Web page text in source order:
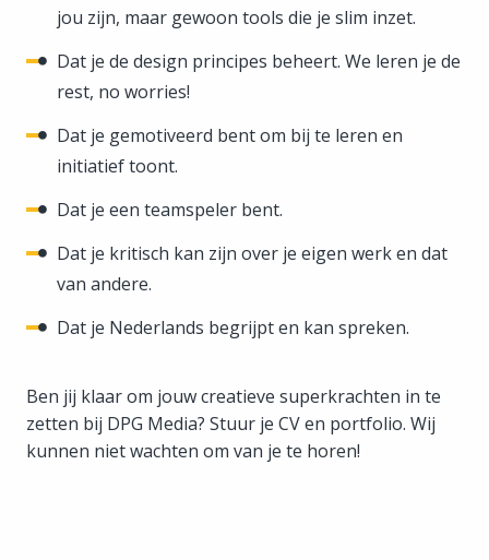
jou zijn, maar gewoon tools die je slim inzet.
Dat je de design principes beheert. We leren je de
rest, no worries!
Dat je gemotiveerd bent om bij te leren en
initiatief toont.
Dat je een teamspeler bent.
Dat je kritisch kan zijn over je eigen werk en dat
van andere.
Dat je Nederlands begrijpt en kan spreken.
Ben jij klaar om jouw creatieve superkrachten in te
zetten bij DPG Media? Stuur je CV en portfolio. Wij
kunnen niet wachten om van je te horen!